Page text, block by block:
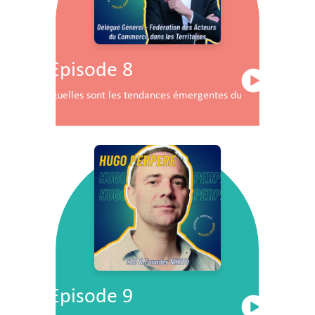
Episode 8
Quelles sont les tendances émergentes du commerce en
Episode 9